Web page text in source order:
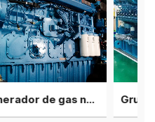
Generador de gas natural Weichai Baudouin de 800 kW, contenedor de cogeneracióneneration container